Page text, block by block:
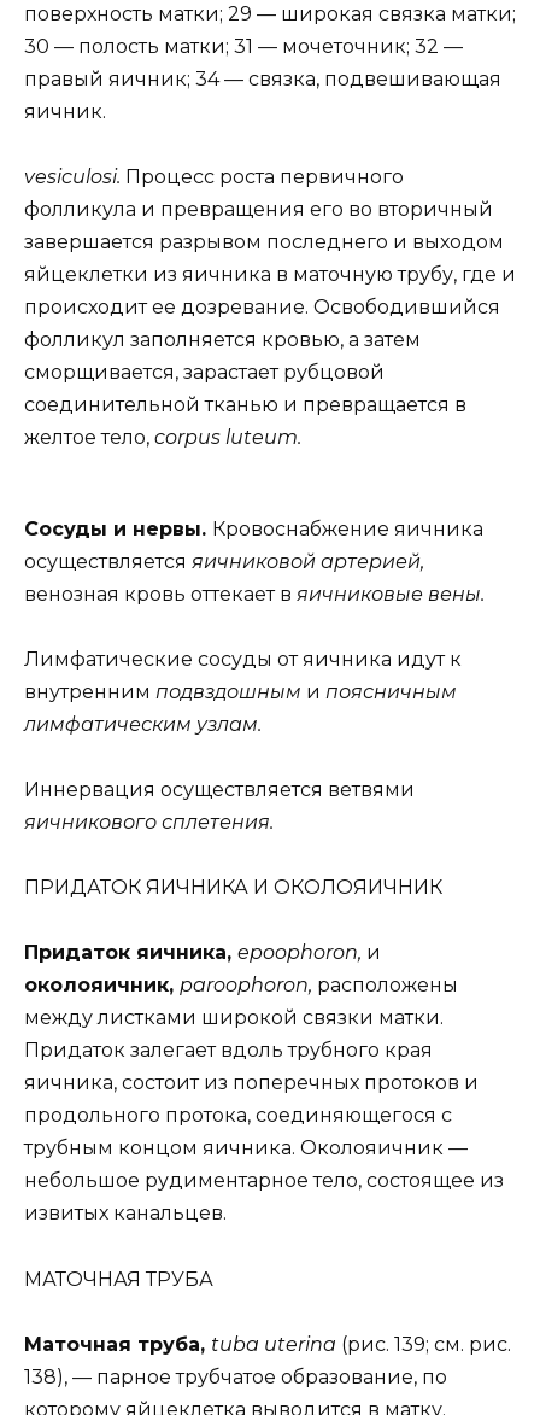
поверхность матки; 29 — широкая связка матки;
30 — полость матки; 31 — мочеточник; 32 —
правый яичник; 34 — связка, подвешивающая
яичник.
vesiculosi. Процесс роста первичного
фолликула и превращения его во вторичный
завершается разрывом последнего и выходом
яйцеклетки из яичника в маточную трубу, где и
происходит ее дозревание. Освободившийся
фолликул заполняется кровью, а затем
сморщивается, зарастает рубцовой
соединительной тканью и превращается в
желтое тело, corpus luteum.
Сосуды и нервы. Кровоснабжение яичника
осуществляется яичниковой артерией,
венозная кровь оттекает в яичниковые вены.
Лимфатические сосуды от яичника идут к
внутренним подвздошным и поясничным
лимфатическим узлам.
Иннервация осуществляется ветвями
яичникового сплетения.
ПРИДАТОК ЯИЧНИКА И ОКОЛОЯИЧНИК
Придаток яичника, epoophoron, и
околояичник, paroophoron, расположены
между листками широкой связки матки.
Придаток залегает вдоль трубного края
яичника, состоит из поперечных протоков и
продольного протока, соединяющегося с
трубным концом яичника. Околояичник —
небольшое рудиментарное тело, состоящее из
извитых канальцев.
МАТОЧНАЯ ТРУБА
Маточная труба, tuba uterina (рис. 139; см. рис.
138), — парное трубчатое образование, по
которому яйцеклетка выводится в матку.